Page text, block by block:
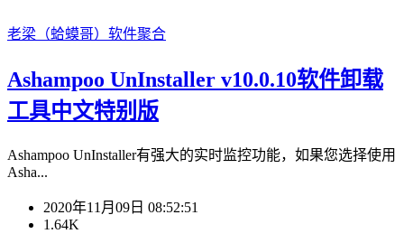
老梁（蛤蟆哥） 软件聚合
Ashampoo UnInstaller v10.0.10软件卸载
工具中文特别版
Ashampoo UnInstaller有强大的实时监控功能，如果您选择使用
Asha...
2020年11月09日 08:52:51
1.64K